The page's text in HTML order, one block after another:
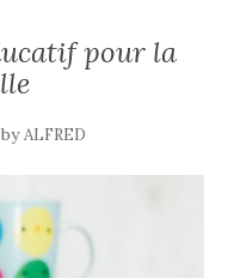
pour la
byALFRED